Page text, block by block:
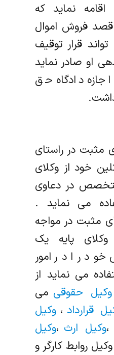
نماید که
قصد فروش اموال
قرار توقیف
او صادر نماید
دادگاه حق
مثبت در راستای
خود از وکلای
در دعاوی
می نماید .
مثبت در مواجه
پایه یک
را در امور
می نماید از
وکیل حقوقی می
قرارداد ، وکیل
،وکیل ارث ،وکیل
روابط کارگر و